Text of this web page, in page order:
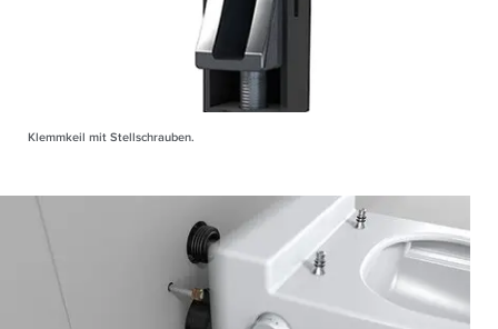
Klemmkeil mit Stellschrauben.